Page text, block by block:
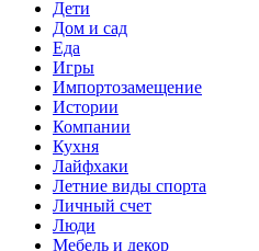
Дети
Дом и сад
Еда
Игры
Импортозамещение
Истории
Компании
Кухня
Лайфхаки
Летние виды спорта
Личный счет
Люди
Мебель и декор